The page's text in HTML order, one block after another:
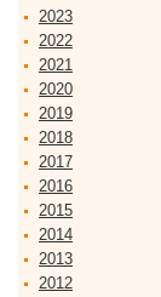
2023
2022
2021
2020
2019
2018
2017
2016
2015
2014
2013
2012